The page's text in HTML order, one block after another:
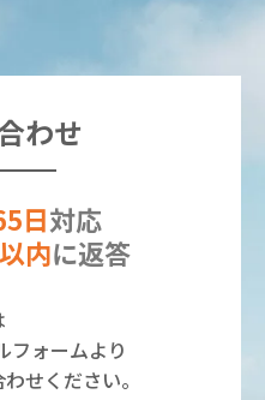
わせ
日対応
内に返答
フォームより
せください。